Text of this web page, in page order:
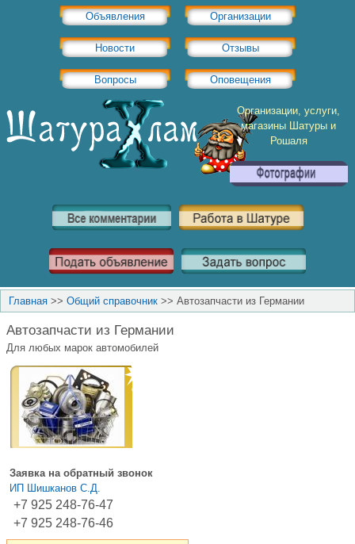
Объявления Организации
Новости Отзывы
Вопросы Оповещения
Организации, услуги,
магазины Шатуры и
Рошаля
Главная >> Общий справочник >> Автозапчасти из Германии
Автозапчасти из Германии
Для любых марок автомобилей
Заявка на обратный звонок
ИП Шишканов С.Д.
+7 925 248-76-47
+7 925 248-76-46